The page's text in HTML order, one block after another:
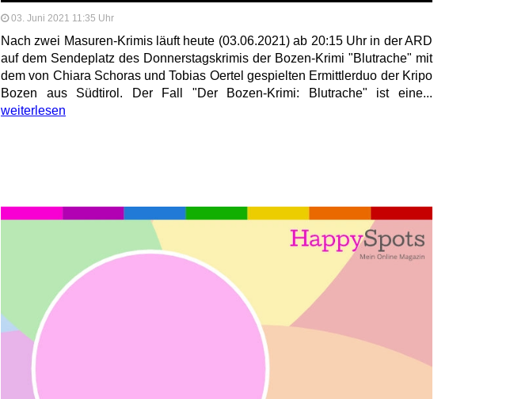
03. Juni 2021 11:35 Uhr
Nach zwei Masuren-Krimis läuft heute (03.06.2021) ab 20:15 Uhr in der ARD
auf dem Sendeplatz des Donnerstagskrimis der Bozen-Krimi "Blutrache" mit
dem von Chiara Schoras und Tobias Oertel gespielten Ermittlerduo der Kripo
Bozen aus Südtirol. Der Fall "Der Bozen-Krimi: Blutrache" ist eine...
weiterlesen